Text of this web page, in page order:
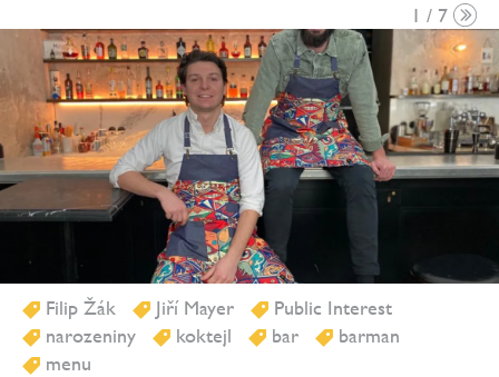
1 / 7
Filip Žák Jiří Mayer
Public Interest
narozeniny
koktejl bar
barman
menu